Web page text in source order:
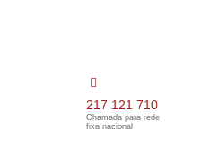
217 121 710
Chamada para rede
fixa nacional